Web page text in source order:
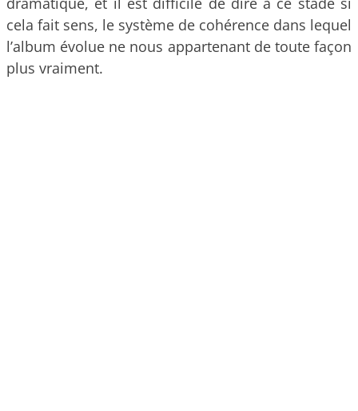
cela fait sens, le système de cohérence dans lequel
l’album évolue ne nous appartenant de toute façon
plus vraiment.